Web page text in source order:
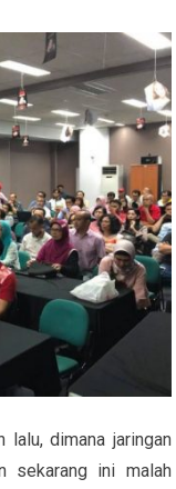
lalu, dimana jaringan
sekarang ini malah